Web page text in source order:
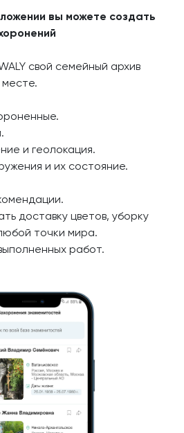
вы можете создать
свой семейный архив
и геолокация.
и их состояние.
доставку цветов, уборку
точки мира.
работ.